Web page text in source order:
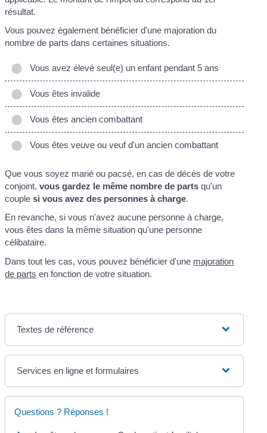
résultat.
Vous pouvez également bénéficier d'une majoration du
nombre de parts dans certaines situations.
Vous avez élevé seul(e) un enfant pendant 5 ans
Vous êtes invalide
Vous êtes ancien combattant
Vous êtes veuve ou veuf d'un ancien combattant
Que vous soyez marié ou pacsé, en cas de décès de votre
conjoint,vous gardez le même nombre de partsqu'un
couplesi vous avez des personnes à charge.
En revanche, si vous n'avez aucune personne à charge,
vous êtes dans la même situation qu'une personne
célibataire.
Dans tout les cas, vous pouvez bénéficier d'une majoration
de parts en fonction de votre situation.
Textes de référence
Services en ligne et formulaires
Questions ? Réponses !